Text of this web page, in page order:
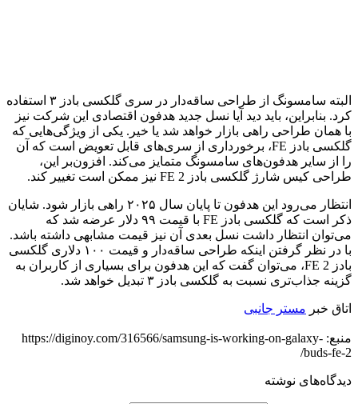
البته سامسونگ از طراحی ساقه‌دار در سری گلکسی بادز ۳ استفاده
کرد. بنابراین، باید دید آیا نسل جدید هدفون اقتصادی این شرکت نیز
با همان طراحی راهی بازار خواهد شد یا خیر. یکی از ویژگی‌هایی که
گلکسی بادز FE، برخورداری از سری‌های قابل تعویض است که آن
را از سایر هدفون‌های سامسونگ متمایز می‌کند. افزون‌بر این،
طراحی کیس شارژ گلکسی بادز FE 2 نیز ممکن است تغییر کند.
انتظار می‌رود این هدفون تا پایان سال ۲۰۲۵ راهی بازار شود. شایان
ذکر است که گلکسی بادز FE با قیمت ۹۹ دلار عرضه شد که
می‌توان انتظار داشت نسل بعدی آن نیز قیمت مشابهی داشته باشد.
با در نظر گرفتن اینکه طراحی ساقه‌دار و قیمت ۱۰۰ دلاری گلکسی
بادز FE 2، می‌توان گفت که این هدفون برای بسیاری از کاربران به
گزینه جذاب‌تری نسبت به گلکسی بادز ۳ تبدیل خواهد شد.
اتاق خبر مستر جانبی
منبع: https://diginoy.com/316566/samsung-is-working-on-galaxy-
buds-fe-2/
دیدگاه‌های نوشته